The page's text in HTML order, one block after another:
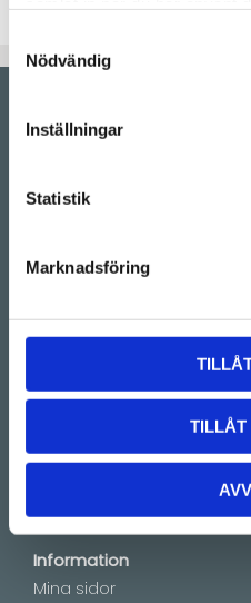
Nödvändig
Inställningar
Statistik
Marknadsföring
TILLÅT
Showroom by
Drop-in showroom, se
(Telefontider 09:00 - 16:00)
E-mail:info@lucks.se
Vanliga frågor
Montageinstruktioner
Boka tid
Showroom by
Information
Mina sidor